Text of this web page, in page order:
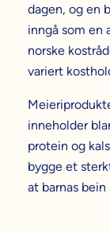
dagen, og en
inngå som en
norske
variert
inneholder
protein og
bygge et
at barnas